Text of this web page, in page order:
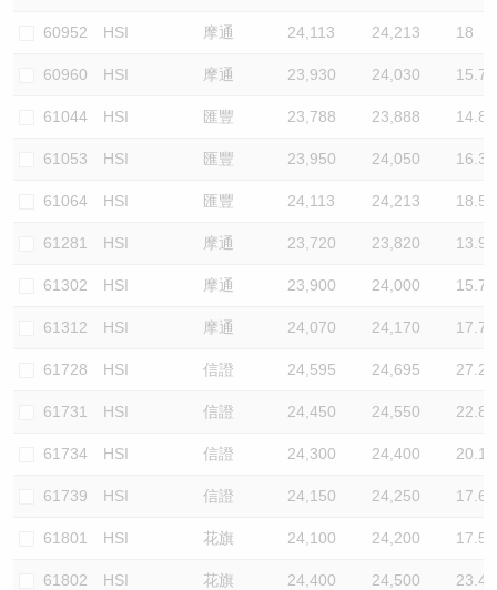
60952 HSI 摩通 24,113 24,213 18
60960 HSI 摩通 23,930 24,030 15.7
61044 HSI 匯豐 23,788 23,888 14.8
61053 HSI 匯豐 23,950 24,050 16.3
61064 HSI 匯豐 24,113 24,213 18.5
61281 HSI 摩通 23,720 23,820 13.9
61302 HSI 摩通 23,900 24,000 15.7
61312 HSI 摩通 24,070 24,170 17.7
61728 HSI 信證 24,595 24,695 27.2
61731 HSI 信證 24,450 24,550 22.8
61734 HSI 信證 24,300 24,400 20.1
61739 HSI 信證 24,150 24,250 17.6
61801 HSI 花旗 24,100 24,200 17.5
61802 HSI 花旗 24,400 24,500 23.4
牛熊證文件及公告
牛熊證文件及公告 (瑞信)
ADR
收市競價變化